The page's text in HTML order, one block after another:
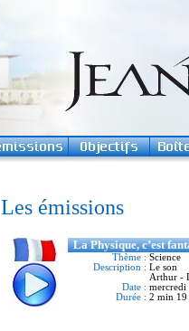
Les émissions
La Physique, c’est
Thème : Science
Description : Le son
Arthur -
Date : mercredi
Durée : 2 min 19